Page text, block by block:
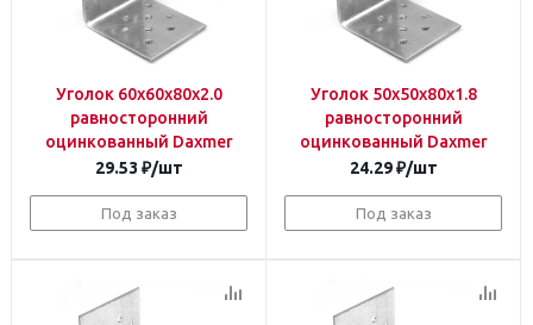
Уголок 60х60х80х2.0
равносторонний
оцинкованный Daxmer
29.53 ₽/шт
Под заказ
Уголок 50х50х80х1.8
равносторонний
оцинкованный Daxmer
24.29₽/шт
Под заказ